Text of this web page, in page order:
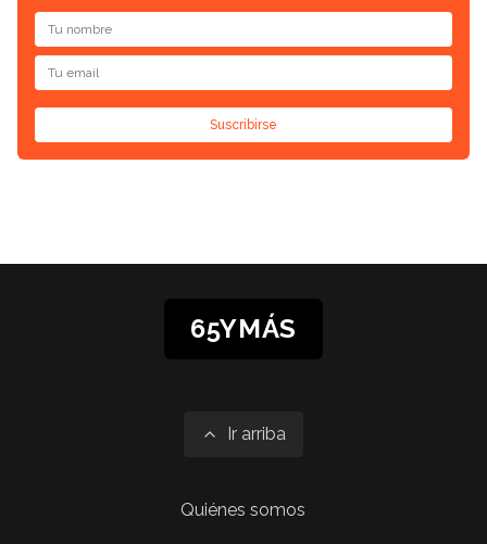
Suscribirse
65YMÁS
Ir arriba
Quiénes somos